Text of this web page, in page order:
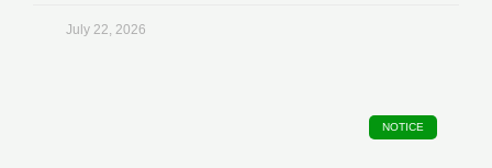
July 22, 2026
NOTICE